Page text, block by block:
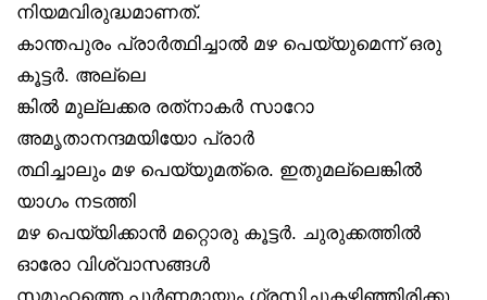
നിയമവിരുദ്ധമാണത്.
കാന്തപുരം പ്രാർത്ഥിച്ചാൽ മഴ പെയ്യുമെന്ന് ഒരു
കൂട്ടർ. അല്ലെ
ങ്കിൽ മുല്ലക്കര രത്‌നാകർ സാറോ
അമൃതാനന്ദമയിയോ പ്രാർ
ത്ഥിച്ചാലും മഴ പെയ്യുമത്രെ. ഇതുമല്ലെങ്കിൽ
യാഗം നടത്തി
മഴ പെയ്യിക്കാൻ മറ്റൊരു കൂട്ടർ. ചുരുക്കത്തിൽ
ഓരോ വിശ്വാസങ്ങൾ
സമൂഹത്തെ പൂർണമായും ഗ്രസിച്ചുകഴിഞ്ഞിരിക്കു